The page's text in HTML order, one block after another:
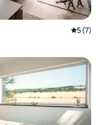
5 (7)